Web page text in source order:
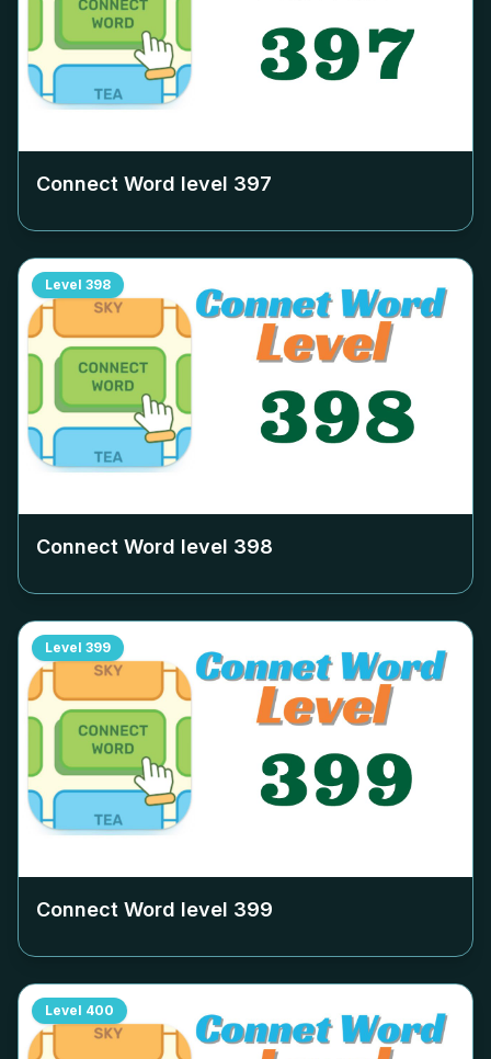
Connect Word level 397
Level 398
Connect Word level 398
Level 399
Connect Word level 399
Level 400